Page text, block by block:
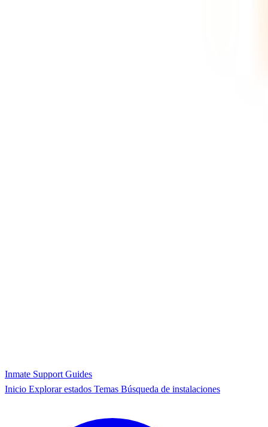
Inmate Support Guides
Inicio Explorar estados Temas Búsqueda de instalaciones